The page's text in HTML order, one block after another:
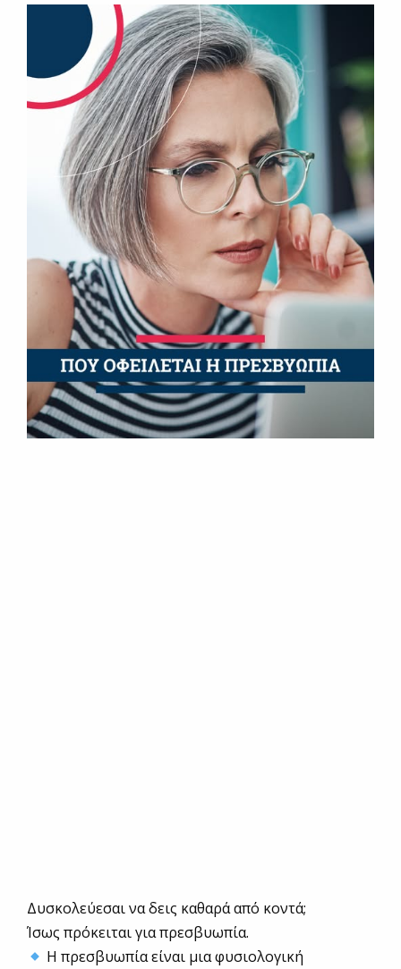
Δυσκολεύεσαι να δεις καθαρά από κοντά;
Ίσως πρόκειται για πρεσβυωπία.
Η πρεσβυωπία είναι μια φυσιολογική